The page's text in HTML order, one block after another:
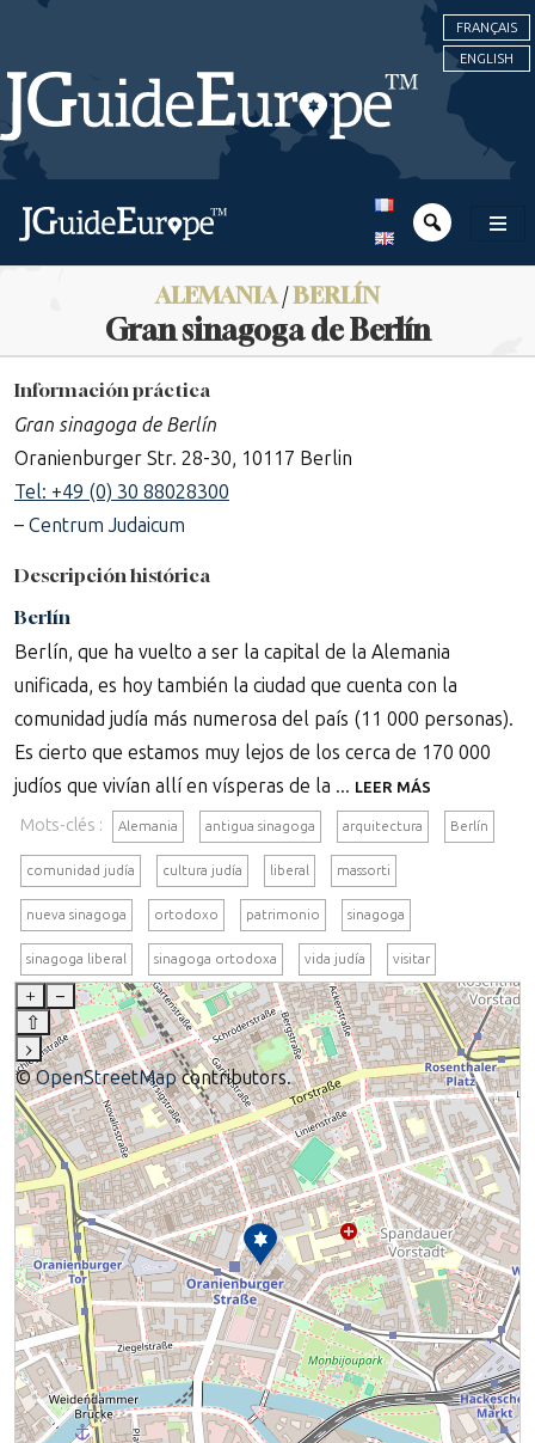
FRANÇAIS
ENGLISH
ALEMANIA/BERLÍN
Gran sinagoga de Berlín
Información práctica
Gran sinagoga de Berlín
Oranienburger Str. 28-30, 10117 Berlin
Tel: +49 (0) 30 88028300
– Centrum Judaicum
Descripción histórica
Berlín
Berlín, que ha vuelto a ser la capital de la Alemania
unificada, es hoy también la ciudad que cuenta con la
comunidad judía más numerosa del país (11 000 personas).
Es cierto que estamos muy lejos de los cerca de 170 000
judíos que vivían allí en vísperas de la ... LEER MÁS
Mots-clés : Alemania antigua sinagoga arquitectura Berlín
comunidad judía cultura judía liberal massorti
nueva sinagoga ortodoxo patrimonio sinagoga
sinagoga liberal sinagoga ortodoxa vida judía visitar
+
–
⇧
›
©OpenStreetMapcontributors.